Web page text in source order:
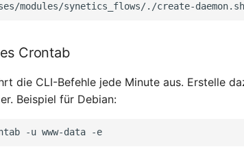
modules/synetics_flows/./create-daemon.sh
Crontab
die CLI-Befehle jede Minute aus. Erstelle
Beispiel für Debian:
-u www-data